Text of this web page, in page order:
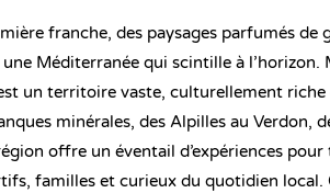
franche, des paysages parfumés de
Méditerranée qui scintille à l’horizon.
un territoire vaste, culturellement riche
minérales, des Alpilles au Verdon,
offre un éventail d’expériences
familles et curieux du quotidien local.